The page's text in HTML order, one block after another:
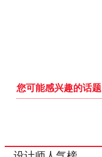
您可能感兴趣的话题